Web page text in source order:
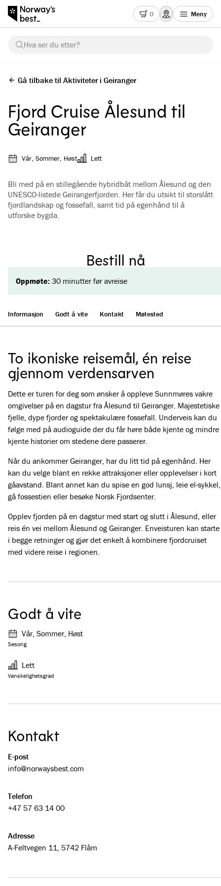
0 Meny
Hva ser du etter?
Gå tilbake til Aktiviteter i Geiranger
Fjord Cruise Ålesund til
Geiranger
Vår, Sommer, Høst Lett
Bli med på en stillegående hybridbåt mellom Ålesund og den
UNESCO-listede Geirangerfjorden. Her får du utsikt til storslått
fjordlandskap og fossefall, samt tid på egenhånd til å
utforske bygda.
Bestill nå
Oppmøte: 30 minutter før avreise
Informasjon Godt å vite Kontakt Møtested
To ikoniske reisemål, én reise
gjennom verdensarven
Dette er turen for deg som ønsker å oppleve Sunnmøres vakre
omgivelser på en dagstur fra Ålesund til Geiranger. Majestetiske
fjelle, dype fjorder og spektakulære fossefall. Underveis kan du
følge med på audioguide der du får høre både kjente og mindre
kjente historier om stedene dere passerer.
Når du ankommer Geiranger, har du litt tid på egenhånd. Her
kan du velge blant en rekke attraksjoner eller opplevelser i kort
gåavstand. Blant annet kan du spise en god lunsj, leie el-sykkel,
gå fossestien eller besøke Norsk Fjordsenter.
Opplev fjorden på en dagstur med start og slutt i Ålesund, eller
reis én vei mellom Ålesund og Geiranger. Enveisturen kan starte
i begge retninger og gjør det enkelt å kombinere fjordcruiset
med videre reise i regionen.
Godt å vite
Sesong
Vår, Sommer, Høst
Vanskelighetsgrad
Lett
Kontakt
E-post
info@­­norwaysbest.com
Telefon
+47 57 63 14 00
Adresse
A-Feltvegen 11, 5742 Flåm